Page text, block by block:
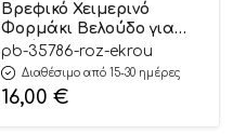
Βρεφικό Χειμερινό
Φορμάκι Βελούδο για
Κορίτσι Love U Ροζ-
Εκρού Μακρύ Μανίκι,
Βαμβακερό 80%,
Πολυέστερ 20% – Pretty
pb-35786-roz-ekrou
Διαθέσιμο από 15-30 ημέρες
16,00 €